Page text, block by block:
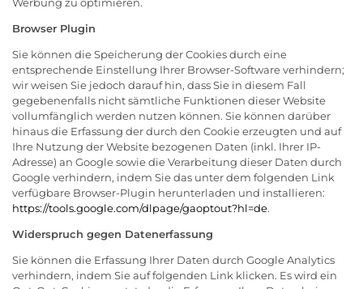
Browser Plugin
Sie können die Speicherung der Cookies durch eine
entsprechende Einstellung Ihrer Browser-Software verhindern;
wir weisen Sie jedoch darauf hin, dass Sie in diesem Fall
gegebenenfalls nicht sämtliche Funktionen dieser Website
vollumfänglich werden nutzen können. Sie können darüber
hinaus die Erfassung der durch den Cookie erzeugten und auf
Ihre Nutzung der Website bezogenen Daten (inkl. Ihrer IP-
Adresse) an Google sowie die Verarbeitung dieser Daten durch
Google verhindern, indem Sie das unter dem folgenden Link
verfügbare Browser-Plugin herunterladen und installieren:
https://tools.google.com/dlpage/gaoptout?hl=de.
Widerspruch gegen Datenerfassung
Sie können die Erfassung Ihrer Daten durch Google Analytics
verhindern, indem Sie auf folgenden Link klicken. Es wird ein